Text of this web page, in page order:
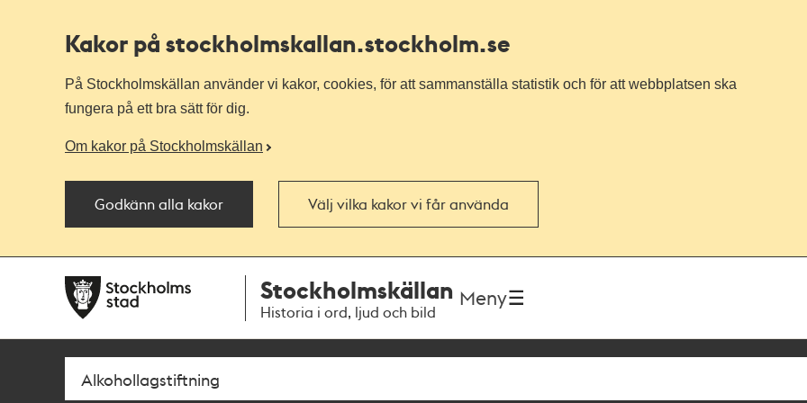
Kakor på stockholmskallan.stockholm.se
På Stockholmskällan använder vi kakor, cookies, för att sammanställa statistik och för att webbplatsen ska
fungera på ett bra sätt för dig.
Om kakor på Stockholmskällan
Godkänn alla kakor Välj vilka kakor vi får använda
navigationen
huvudinnehållet
Stockholmskällan
Historia i ord, ljud och bild
Meny
Sök